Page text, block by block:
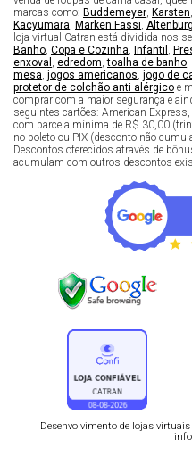
marcas como: Buddemeyer, Karsten,
Kacyumara, Marken Fassi, Altenburg
loja virtual Catran está dividida nos
Banho, Copa e Cozinha, Infantil ,
enxoval , edredom,toalha de banho,
mesa, jogos americanos, jogo de
protetor de colchão anti alérgico e
comprar com a maior segurança e
seguintes cartões: American
com parcela mínima de R$ 30,00
no boleto ou PIX (desconto não
Descontos oferecidos através de
acumulam com outros descontos
Desenvolvimento de lojas virtuais